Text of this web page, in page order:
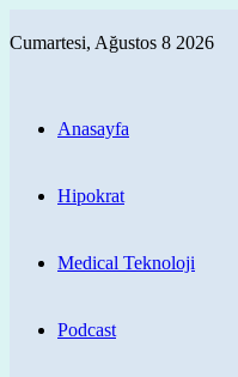
Cumartesi, Ağustos 8 2026
Anasayfa
Hipokrat
Medical Teknoloji
Podcast